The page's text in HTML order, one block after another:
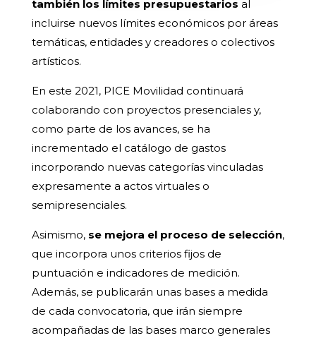
también los límites presupuestarios al
incluirse nuevos límites económicos por áreas
temáticas, entidades y creadores o colectivos
artísticos.
En este 2021, PICE Movilidad continuará
colaborando con proyectos presenciales y,
como parte de los avances, se ha
incrementado el catálogo de gastos
incorporando nuevas categorías vinculadas
expresamente a actos virtuales o
semipresenciales.
Asimismo, se mejora el proceso de selección,
que incorpora unos criterios fijos de
puntuación e indicadores de medición.
Además, se publicarán unas bases a medida
de cada convocatoria, que irán siempre
acompañadas de las bases marco generales